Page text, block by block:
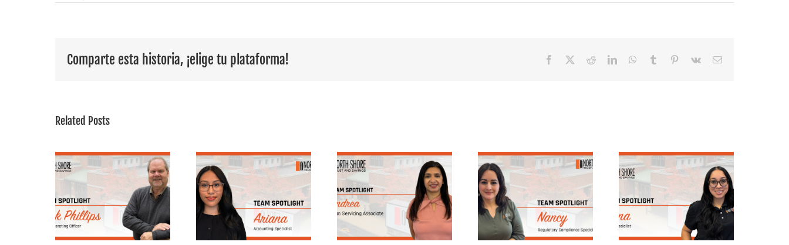
Comparte esta historia, ¡elige tu plataforma! Facebook RedditLinkedInWhatsApp
Tumblr Pinterest
Vk Email
Related Posts
destacada: Conoce
a Ariana,
especialista en
contabilidad en
North Shore Trust
Foco en el equipo:
Andrea, asociada
de servicios de
préstamos
Destacando 25
años de servicio:
la trayectoria de
Nancy en North
Shore Trust &
Equipo destacado:
Elena,
Departamento de
Gestión de
Préstamos
En primer plano:
Conoce a Nick
Phillips | North
Shore Trust &
Savings